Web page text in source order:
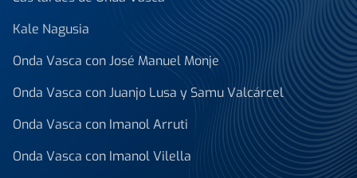
Kale Nagusia
Onda Vasca con José Manuel Monje
Onda Vasca con Juanjo Lusa y Samu Valcárcel
Onda Vasca con Imanol Arruti
Onda Vasca con Imanol Vilella